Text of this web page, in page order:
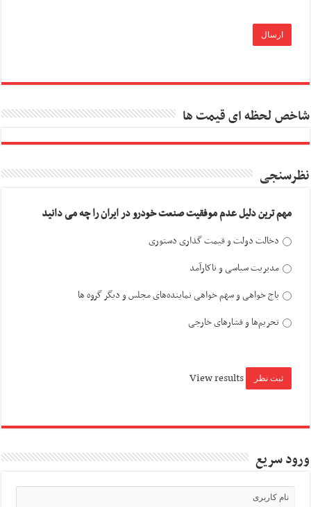
شاخص لحظه ای قیمت ها
نظرسنجی
مهم ترین دلیل عدم موفقیت صنعت خودرو در ایران را چه می دانید
دخالت دولت و قیمت گذاری دستوری
مدیریت سیاسی و ناکارآمد
باج خواهی و سهم خواهی نماینده‌های مجلس و دیگر گروه ها
تحریم‌ها و فشارهای خارجی
View results
ورود سریع